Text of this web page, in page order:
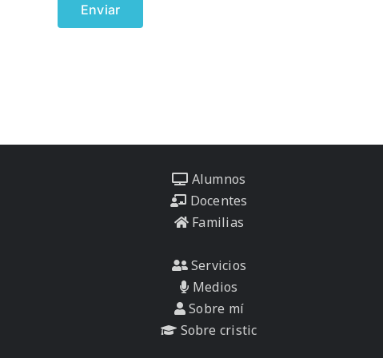
Alumnos
Docentes
Familias
Servicios
Medios
Sobre mí
Sobre cristic